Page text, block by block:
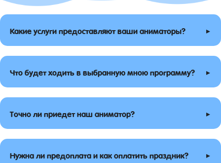
Какие услуги предоставляют ваши аниматоры? ▸
Что будет ходить в выбранную мною программу? ▸
Точно ли приедет наш аниматор? ▸
Нужна ли предоплата и как оплатить праздник? ▸